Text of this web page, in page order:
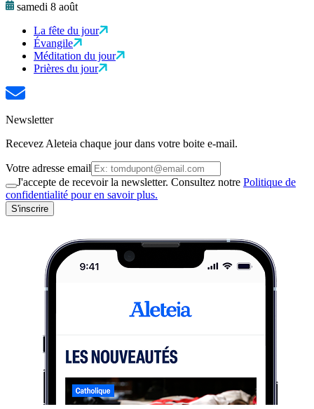
samedi 8 août
La fête du jour
Évangile
Méditation du jour
Prières du jour
Newsletter
Recevez Aleteia chaque jour dans votre boite e-mail.
Votre adresse email
J'accepte de recevoir la newsletter. Consultez notre Politique de
confidentialité pour en savoir plus.
S'inscrire